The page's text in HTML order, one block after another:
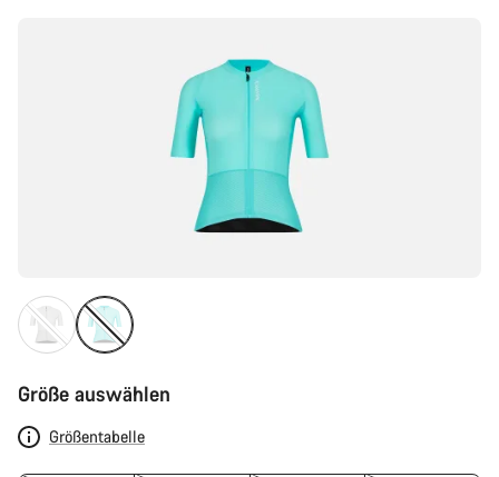
Größe auswählen
Größentabelle